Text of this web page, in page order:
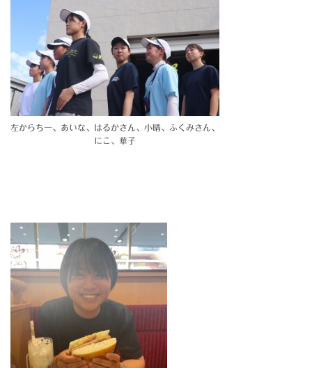
左からちー、あいな、はるかさん、小晴、ふくみさん、
にこ、華子